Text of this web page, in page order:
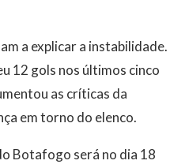
a explicar a instabilidade.
12 gols nos últimos cinco
as críticas da
em torno do elenco.
Botafogo será no dia 18